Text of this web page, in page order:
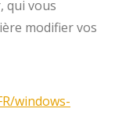
qui vous
modifier vos
windows-